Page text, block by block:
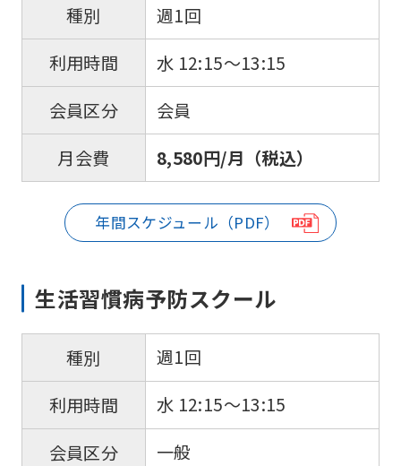
種別
週1回
利用時間
水 12:15〜13:15
会員区分
会員
月会費
8,580円/月（税込）
年間スケジュール（PDF）
生活習慣病予防スクール
種別
週1回
利用時間
水 12:15〜13:15
会員区分
一般